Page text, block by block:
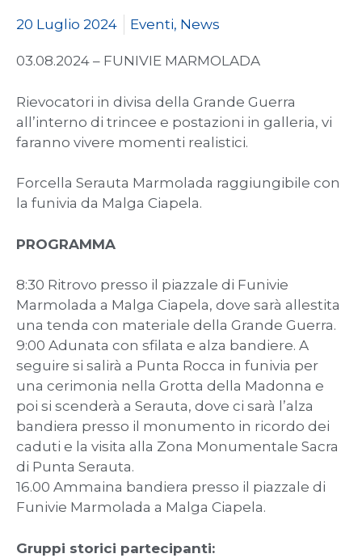
20 Luglio 2024 Eventi, News
03.08.2024 – FUNIVIE MARMOLADA
Rievocatori in divisa della Grande Guerra
all’interno di trincee e postazioni in galleria, vi
faranno vivere momenti realistici.
Forcella Serauta Marmolada raggiungibile con
la funivia da Malga Ciapela.
PROGRAMMA
8:30 Ritrovo presso il piazzale di Funivie
Marmolada a Malga Ciapela, dove sarà allestita
una tenda con materiale della Grande Guerra.
9:00 Adunata con sfilata e alza bandiere. A
seguire si salirà a Punta Rocca in funivia per
una cerimonia nella Grotta della Madonna e
poi si scenderà a Serauta, dove ci sarà l’alza
bandiera presso il monumento in ricordo dei
caduti e la visita alla Zona Monumentale Sacra
di Punta Serauta.
16.00 Ammaina bandiera presso il piazzale di
Funivie Marmolada a Malga Ciapela.
Gruppi storici partecipanti: